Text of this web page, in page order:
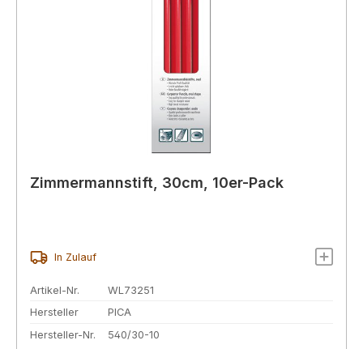
Zimmermannstift, 30cm, 10er-Pack
In Zulauf
Artikel-Nr.
WL73251
Hersteller
PICA
Hersteller-Nr.
540/30-10